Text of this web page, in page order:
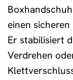
einen
Er stabilisiert
Verdrehen